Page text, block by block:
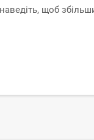
наведіть, щоб